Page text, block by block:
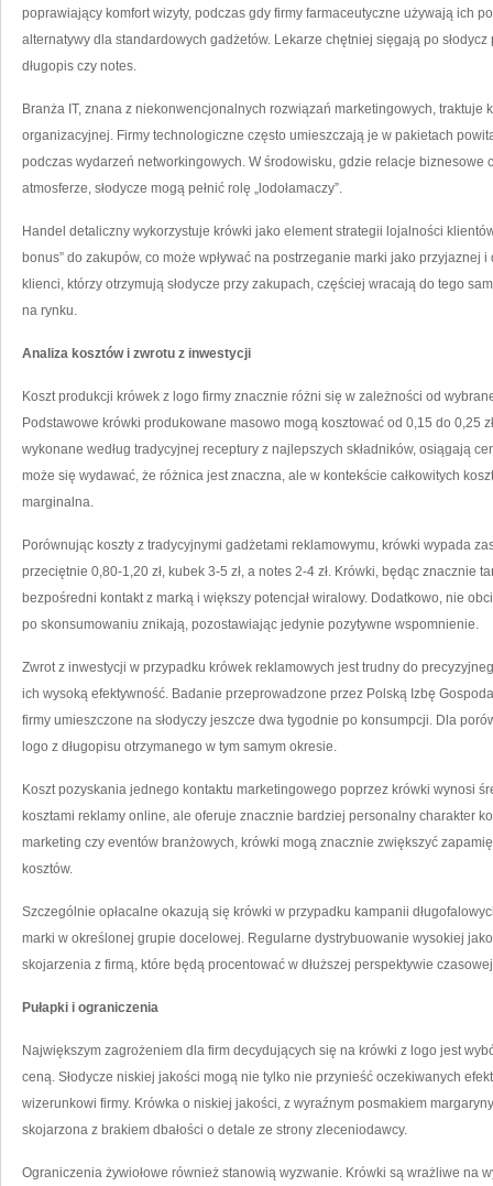
poprawiający komfort wizyty, podczas gdy firmy farmaceutyczne używają ich
alternatywy dla standardowych gadżetów. Lekarze chętniej sięgają po
długopis czy notes.
Branża IT, znana z niekonwencjonalnych rozwiązań marketingowych, traktuje
organizacyjnej. Firmy technologiczne często umieszczają je w pakietach
podczas wydarzeń networkingowych. W środowisku, gdzie relacje biznesowe
atmosferze, słodycze mogą pełnić rolę „lodołamaczy”.
Handel detaliczny wykorzystuje krówki jako element strategii lojalności
bonus” do zakupów, co może wpływać na postrzeganie marki jako przyjaznej
klienci, którzy otrzymują słodycze przy zakupach, częściej wracają do tego
na rynku.
Analiza kosztów i zwrotu z inwestycji
Koszt produkcji krówek z logo firmy znacznie różni się w zależności od
Podstawowe krówki produkowane masowo mogą kosztować od 0,15 do 0,25
wykonane według tradycyjnej receptury z najlepszych składników, osiągają
może się wydawać, że różnica jest znaczna, ale w kontekście całkowitych
marginalna.
Porównując koszty z tradycyjnymi gadżetami reklamowymu, krówki wypada
przeciętnie 0,80-1,20 zł, kubek 3-5 zł, a notes 2-4 zł. Krówki, będąc znacznie
bezpośredni kontakt z marką i większy potencjał wiralowy. Dodatkowo, nie
po skonsumowaniu znikają, pozostawiając jedynie pozytywne wspomnienie.
Zwrot z inwestycji w przypadku krówek reklamowych jest trudny do
ich wysoką efektywność. Badanie przeprowadzone przez Polską Izbę
firmy umieszczone na słodyczy jeszcze dwa tygodnie po konsumpcji. Dla
logo z długopisu otrzymanego w tym samym okresie.
Koszt pozyskania jednego kontaktu marketingowego poprzez krówki wynosi
kosztami reklamy online, ale oferuje znacznie bardziej personalny charakter
marketing czy eventów branżowych, krówki mogą znacznie zwiększyć
kosztów.
Szczególnie opłacalne okazują się krówki w przypadku kampanii
marki w określonej grupie docelowej. Regularne dystrybuowanie wysokiej
skojarzenia z firmą, które będą procentować w dłuższej perspektywie
Pułapki i ograniczenia
Największym zagrożeniem dla firm decydujących się na krówki z logo jest
ceną. Słodycze niskiej jakości mogą nie tylko nie przynieść oczekiwanych
wizerunkowi firmy. Krówka o niskiej jakości, z wyraźnym posmakiem
skojarzona z brakiem dbałości o detale ze strony zleceniodawcy.
Ograniczenia żywiołowe również stanowią wyzwanie. Krówki są wrażliwe na